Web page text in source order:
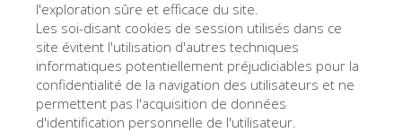
l'exploration sûre et efficace du site.
Les soi-disant cookies de session utilisés dans ce
site évitent l'utilisation d'autres techniques
informatiques potentiellement préjudiciables pour la
confidentialité de la navigation des utilisateurs et ne
permettent pas l'acquisition de données
d'identification personnelle de l'utilisateur.